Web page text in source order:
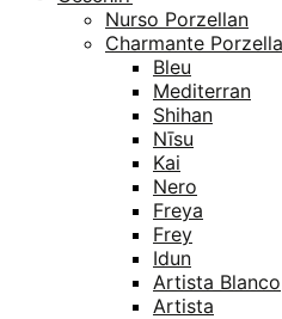
Nurso Porzellan
Charmante
Bleu
Mediterran
Shihan
Nīsu
Kai
Nero
Freya
Frey
Idun
Artista Blanco
Artista